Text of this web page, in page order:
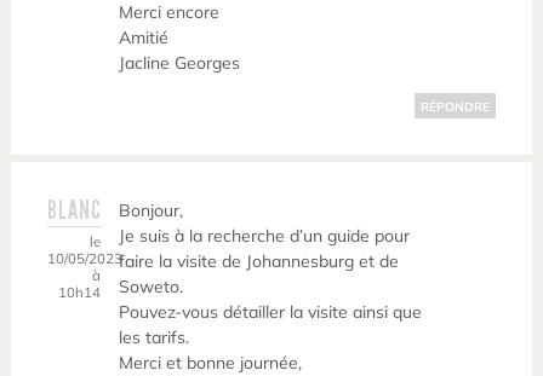
Merci encore
Amitié
Jacline Georges
RÉPONDRE
BLANC
le
10/05/2023
à
10h14
Bonjour,
Je suis à la recherche d’un guide pour
faire la visite de Johannesburg et de
Soweto.
Pouvez-vous détailler la visite ainsi que
les tarifs.
Merci et bonne journée,